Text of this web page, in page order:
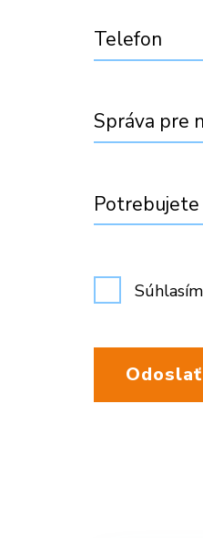
Telefon
Správa pre
Potrebujete
Odoslať